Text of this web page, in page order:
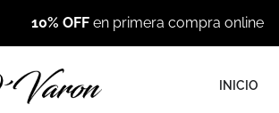
10% OFF en primera compra online
INICIO